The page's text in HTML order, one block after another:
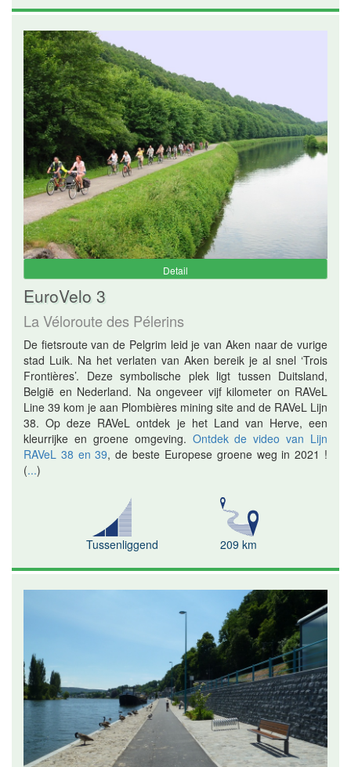
Detail
EuroVelo 3
La Véloroute des Pélerins
De fietsroute van de Pelgrim leid je van Aken naar de vurige
stad Luik. Na het verlaten van Aken bereik je al snel ‘Trois
Frontières’. Deze symbolische plek ligt tussen Duitsland,
België en Nederland. Na ongeveer vijf kilometer on RAVeL
Line 39 kom je aan Plombières mining site and de RAVeL Lijn
38. Op deze RAVeL ontdek je het Land van Herve, een
kleurrijke en groene omgeving. Ontdek de video van Lijn
RAVeL 38 en 39, de beste Europese groene weg in 2021 !
(...)
Tussenliggend 209 km